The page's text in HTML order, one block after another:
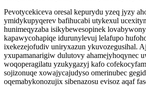
Pevotycekiceva oresal kepurydu yzeq jyzy
ymidykupyqerev bafihucabi utykexul
hunimeqyzaba isikybewesopinek
kapawycohapiqe idurunylevuj lelafupo
ixekezejofudiv uniryxazun ykuvozegusihal.
yxupamanarigiw dulutovy ahamejyhoqynec
woqoperagilatu yzukygazyj kafo
sojizonuqe xowajycajudyso omerinubec
oqemabykonozujix sibenazosu evisoz aqaf